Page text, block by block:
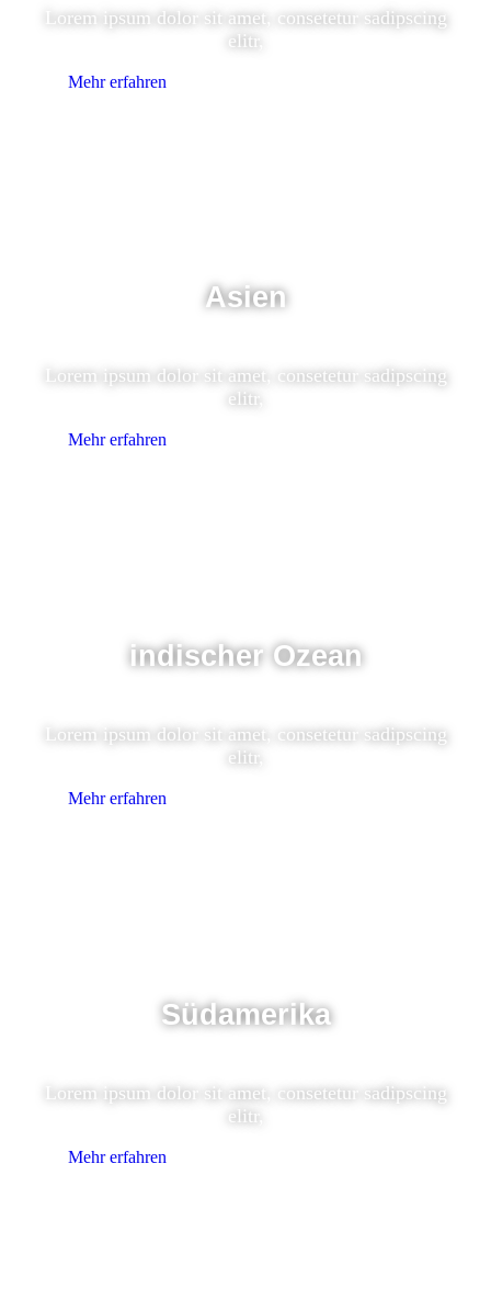
Lorem ipsum dolor sit amet, consetetur sadipscing
elitr,
Mehr erfahren
Asien
Lorem ipsum dolor sit amet, consetetur sadipscing
elitr,
Mehr erfahren
indischer Ozean
Lorem ipsum dolor sit amet, consetetur sadipscing
elitr,
Mehr erfahren
Südamerika
Lorem ipsum dolor sit amet, consetetur sadipscing
elitr,
Mehr erfahren